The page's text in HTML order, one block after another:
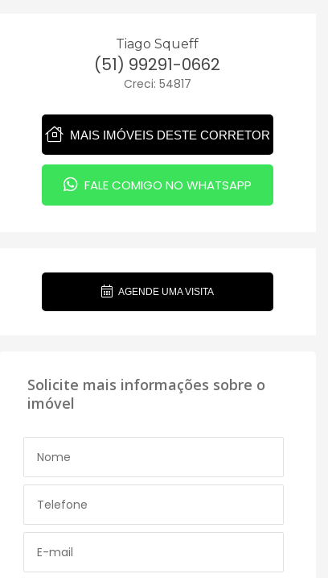
Tiago Squeff
(51) 99291-0662
Creci: 54817
MAIS IMÓVEIS DESTE CORRETOR
FALE COMIGO NO WHATSAPP
AGENDE UMA VISITA
Solicite mais informações sobre o
imóvel